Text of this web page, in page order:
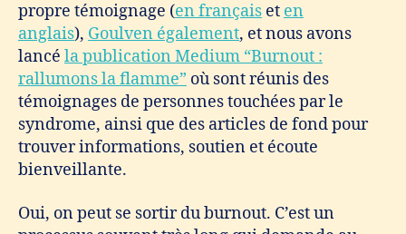
propre témoignage (en français et en
anglais), Goulven également, et nous avons
lancé la publication Medium “Burnout :
rallumons la flamme” où sont réunis des
témoignages de personnes touchées par le
syndrome, ainsi que des articles de fond pour
trouver informations, soutien et écoute
bienveillante.
Oui, on peut se sortir du burnout. C’est un